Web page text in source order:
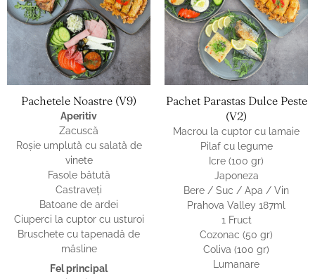
Pachetele Noastre (v9)
Aperitiv
Zacuscă
Roşie umplută cu salată de
vinete
Fasole bătută
Castraveţi
Batoane de ardei
Ciuperci la cuptor cu usturoi
Bruschete cu tapenadă de
măsline
Fel principal
Pachet Parastas Dulce Peste
(v2)
Macrou la cuptor cu lamaie
Pilaf cu legume
Icre (100 gr)
Japoneza
Bere / Suc / Apa / Vin
Prahova Valley 187ml
1 Fruct
Cozonac (50 gr)
Coliva (100 gr)
Lumanare